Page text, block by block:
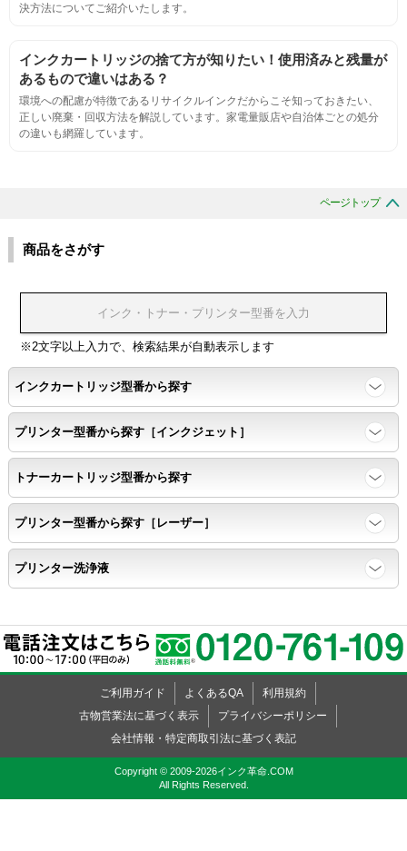
互換性
互換性テスト用のサンプルを印刷する。
浸透性テスト用のサンプルを印刷する。
任意の色を背景として使用し、
背景と違う色で8号サイズのArialフォントで
速乾性
互換性テストサンプルを5ページ連続印刷する。
前のページのインクが
次のページの裏面に染み込まない。
標準カラーサンプル /
互換性テストサンプルを印刷する。
印刷の仕上がりが精細で均一であり、
インクの飛び散りもない。
決方法についてご紹介いたします。
インクカートリッジの捨て方が知りたい！使用済みと残量が
あるもので違いはある？
環境への配慮が特徴であるリサイクルインクだからこそ知っておきたい、
正しい廃棄・回収方法を解説しています。家電量販店や自治体ごとの処分
の違いも網羅しています。
ページトップ
商品をさがす
※2文字以上入力で、検索結果が自動表示します
インクカートリッジ型番から探す
プリンター型番から探す［インクジェット］
トナーカートリッジ型番から探す
プリンター型番から探す［レーザー］
プリンター洗浄液
ご利用ガイド よくあるQA
利用規約
古物営業法に基づく表示
プライバシーポリシー
会社情報・特定商取引法に基づく表記
Copyright © 2009-2026インク革命.COM
All Rights Reserved.